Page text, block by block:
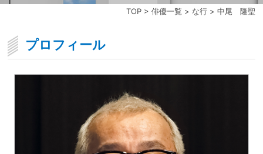
TOP> 俳優一覧 > な行> 中尾 隆聖
プロフィール